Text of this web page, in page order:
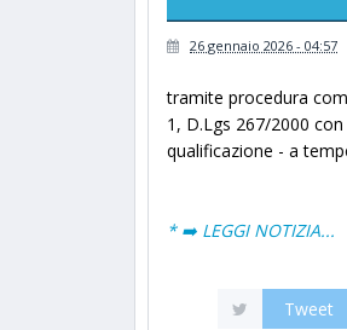
26 gennaio 2026 - 04:57
tramite procedura
1, D.Lgs 267/2000
qualificazione - a
* ➡️ LEGGI NOTIZIA...
Tweet